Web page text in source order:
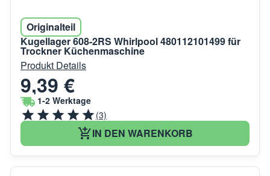
Originalteil
Kugellager 608-2RS Whirlpool 480112101499 für
Trockner Küchenmaschine
Produkt Details
9,39 €
1-2 Werktage
(3)
IN DEN WARENKORB